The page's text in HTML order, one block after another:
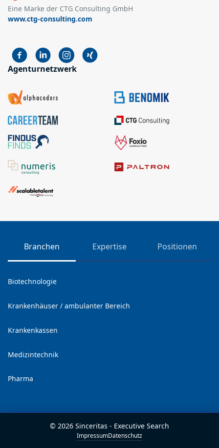
Eine Marke der CTG Consulting GmbH
www.ctg-consulting.com
Agenturnetzwerk
Branchen Expertise Positionen
Biotechnologie
Krankenhäuser / ambulanter Bereich
Krankenkassen
Medizintechnik
Pharma
© 2026 Sinceritas - Executive Search
ImpressumDatenschutz